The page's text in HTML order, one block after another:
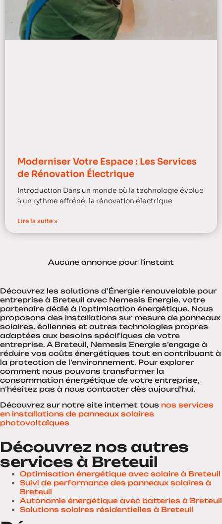
Moderniser Votre Espace : Les Services
de Rénovation Électrique
Introduction Dans un monde où la technologie évolue
à un rythme effréné, la rénovation électrique
Lire la suite »
Aucune annonce pour l'instant
Découvrez les solutions d’Énergie renouvelable pour
entreprise à Breteuil avec Nemesis Energie, votre
partenaire dédié à l’optimisation énergétique. Nous
proposons des installations sur mesure de panneaux
solaires, éoliennes et autres technologies propres
adaptées aux besoins spécifiques de votre
entreprise. A Breteuil, Nemesis Energie s’engage à
réduire vos coûts énergétiques tout en contribuant à
la protection de l’environnement. Pour explorer
comment nous pouvons transformer la
consommation énergétique de votre entreprise,
n’hésitez pas à nous contacter dès aujourd’hui.
Découvrez sur notre site internet tous nos services
en installations de panneaux solaires
photovoltaïques
Découvrez nos autres
services à Breteuil
Optimisation énergétique avec solaire à Breteuil
Suivi de performance des panneaux solaires à
Breteuil
Autonomie énergétique avec batteries à Breteuil
Solutions solaires résidentielles à Breteuil